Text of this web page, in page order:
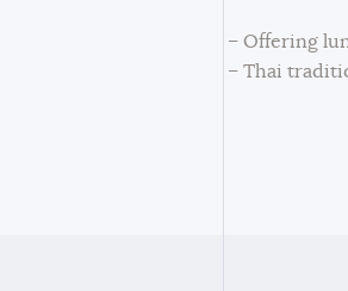
– Offering
– Thai